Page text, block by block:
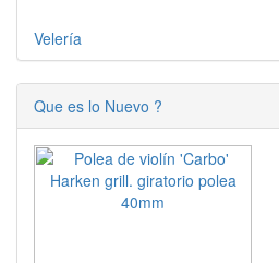
Velería
Que es lo Nuevo ?